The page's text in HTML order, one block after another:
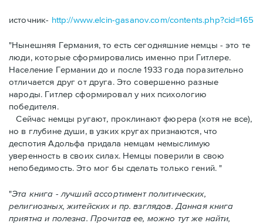
источник- http://www.elcin-gasanov.com/contents.php?cid=165
"Нынешняя Германия, то есть сегодняшние немцы - это те
люди, которые сформировались именно при Гитлере.
Население Германии до и после 1933 года поразительно
отличается друг от друга. Это совершенно разные
народы. Гитлер сформировал у них психологию
победителя.
Сейчас немцы ругают, проклинают фюрера (хотя не все),
но в глубине души, в узких кругах признаются, что
деспотия Адольфа придала немцам немыслимую
уверенность в своих силах. Немцы поверили в свою
непобедимость. Это мог бы сделать только гений. "
"Эта книга - лучший ассортимент политических,
религиозных, житейских и пр. взглядов. Данная книга
приятна и полезна. Прочитав ее, можно тут же найти,